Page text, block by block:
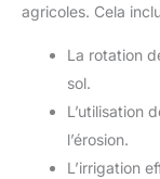
agricoles. Cela
La rotation
sol.
L’utilisation
l’érosion.
L’irrigation